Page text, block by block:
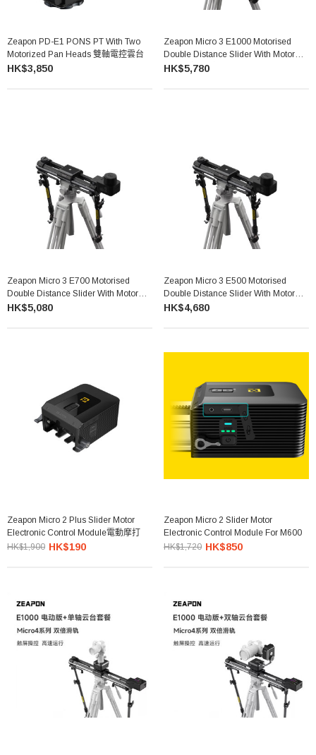
Zeapon PD-E1 PONS PT With Two
Motorized Pan Heads 雙軸電控雲台
HK$3,850
Zeapon Micro 3 E1000 Motorised
Double Distance Slider With Motor
Set 雙倍行程攝錄電動路軌
HK$5,780
Zeapon Micro 3 E700 Motorised
Double Distance Slider With Motor
Set 雙倍行程攝錄電動路軌
HK$5,080
Zeapon Micro 3 E500 Motorised
Double Distance Slider With Motor
Set 雙倍行程攝錄電動路軌
HK$4,680
Zeapon Micro 2 Plus Slider Motor
Electronic Control Module電動摩打
HK$1,900 HK$190
Zeapon Micro 2 Slider Motor
Electronic Control Module For M600
HK$1,720 HK$850